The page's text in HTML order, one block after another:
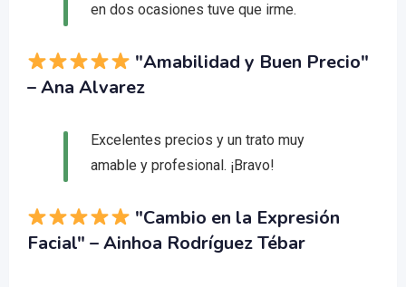
en dos ocasiones tuve que irme.
"Amabilidad y Buen Precio"
– Ana Alvarez
Excelentes precios y un trato muy
amable y profesional. ¡Bravo!
"Cambio en la Expresión
Facial" – Ainhoa Rodríguez Tébar